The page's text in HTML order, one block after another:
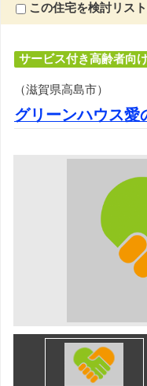
この住宅を検討リス
サービス付き高齢者向
（滋賀県高島市）
グリーンハウス愛